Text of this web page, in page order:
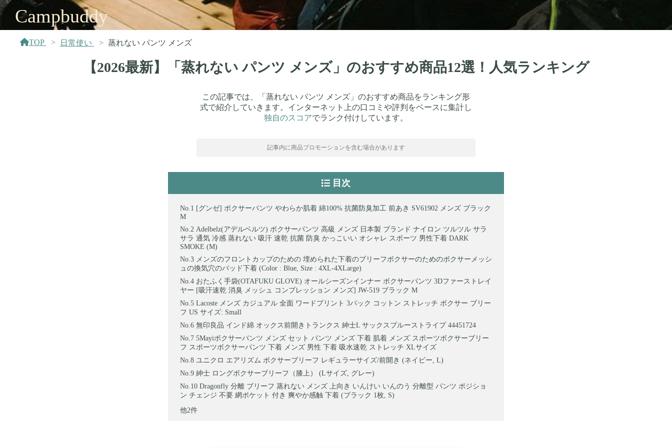
Campbuddy
TOP 日常使い 蒸れない パンツ メンズ
【2026最新】「蒸れない パンツ メンズ」のおすすめ商品12選！人気ランキング
この記事では、「蒸れない パンツ メンズ」のおすすめ商品をランキング形
式で紹介していきます。インターネット上の口コミや評判をベースに集計し
独自のスコアでランク付けしています。
記事内に商品プロモーションを含む場合があります
目次
[グンゼ] ボクサーパンツ やわらか肌着 綿100% 抗菌防臭加工 前あき SV61902 メンズ ブラック
M
Adelbelz(アデルベルツ) ボクサーパンツ 高級 メンズ 日本製 ブランド ナイロン ツルツル サラ
サラ 通気 冷感 蒸れない 吸汗 速乾 抗菌 防臭 かっこいい オシャレ スポーツ 男性下着 DARK
SMOKE (M)
メンズのフロントカップのための 埋められた下着のブリーフボクサーのためのボクサーメッシ
ュの換気穴のパッド下着 (Color : Blue, Size : 4XL-4XLarge)
おたふく手袋(OTAFUKU GLOVE) オールシーズンインナー ボクサーパンツ 3Dファーストレイ
ヤー [吸汗速乾 消臭 メッシュ コンプレッション メンズ] JW-519 ブラック M
Lacoste メンズ カジュアル 全面 ワードプリント 3パック コットン ストレッチ ボクサー ブリー
フ US サイズ: Small
無印良品 インド綿 オックス前開きトランクス 紳士L サックスブルーストライプ 44451724
5Mayiボクサーパンツ メンズ セット パンツ メンズ 下着 肌着 メンズ スポーツボクサーブリー
フ スポーツボクサーパンツ 下着 メンズ 男性 下着 吸水速乾 ストレッチ XLサイズ
ユニクロ エアリズム ボクサーブリーフ レギュラーサイズ/前開き (ネイビー, L)
紳士 ロングボクサーブリーフ（膝上） (Lサイズ, グレー)
Dragonfly 分離 ブリーフ 蒸れない メンズ 上向き いんけい いんのう 分離型 パンツ ポジショ
ン チェンジ 不要 網ポケット 付き 爽やか感触 下着 (ブラック 1枚, S)
他2件